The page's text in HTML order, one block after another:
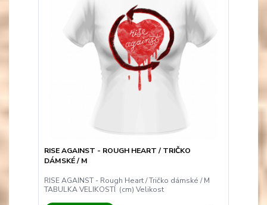
RISE AGAINST - ROUGH HEART / TRIČKO
DÁMSKÉ / M
RISE AGAINST - Rough Heart / Tričko dámské / M
TABULKA VELIKOSTÍ (cm) Velikost